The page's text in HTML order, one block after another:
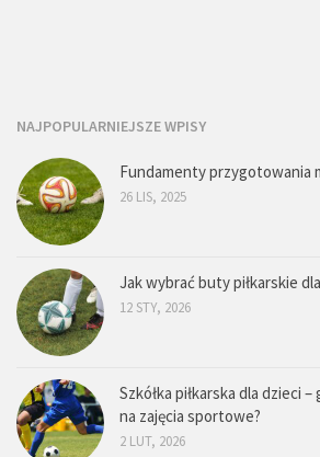
NAJPOPULARNIEJSZE WPISY
Fundamenty przygotowania
26 LIS, 2025
Jak wybrać buty piłkarskie
12 STY, 2026
Szkółka piłkarska dla dzieci
na zajęcia sportowe?
2 LUT, 2026